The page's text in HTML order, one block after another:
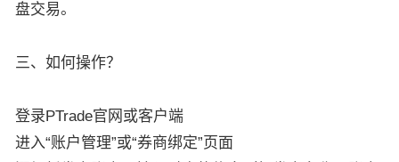
盘交易。
三、如何操作？
登录PTrade官网或客户端
进入“账户管理”或“券商绑定”页面